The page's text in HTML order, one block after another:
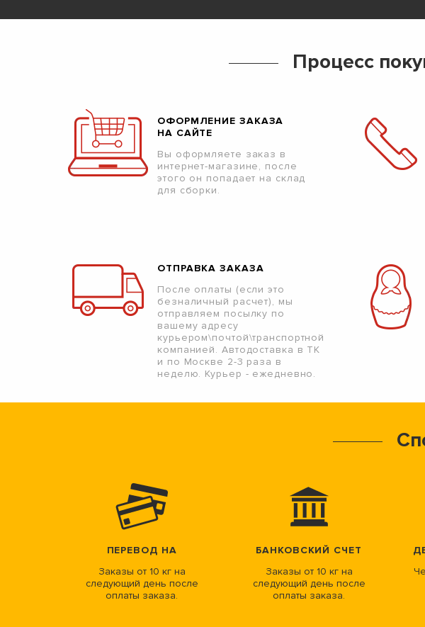
Процесс
ОФОРМЛЕНИЕ ЗАКАЗА
НА САЙТЕ
Вы оформляете заказ в
интернет-магазине, после
этого он попадает на склад
для сборки.
ОТПРАВКА ЗАКАЗА
После оплаты (если это
безналичный расчет), мы
отправляем посылку по
вашему адресу
курьером\почтой\транспортной
компанией. Автодоставка в ТК
и по Москве 2-3 раза в
неделю. Курьер - ежедневно.
ПЕРЕВОД НА
Заказы от 10 кг на
следующий день после
оплаты заказа.
БАНКОВСКИЙ СЧЕТ
Заказы от 10 кг на
следующий день после
оплаты заказа.